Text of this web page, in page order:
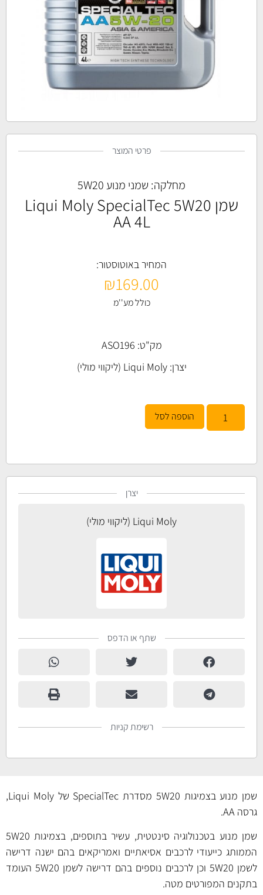
פרטי המוצר
מחלקה: שמני מנוע 5W20
שמן Liqui Moly SpecialTec 5W20
AA 4L
המחיר באוטוסטור:
₪169.00
כולל מע''מ
מק"ט: ASO196
יצרן:Liqui Moly (ליקווי מולי)
הוספה לסל
יצרן
Liqui Moly (ליקווי מולי)
שתף או הדפס
רשימת קניות
שמן מנוע בצמיגות 5W20 מסדרת SpecialTec של Liqui Moly,
גרסה AA.
שמן מנוע בטכנולוגיה סינטטית, עשיר בתוספים, בצמיגות 5W20
הממותג כייעודי לרכבים אסיאתיים ואמריקאים בהם ישנה דרישה
לשמן 5W20 וכן לרכבים נוספים בהם דרישה לשמן 5W20 העומד
בתקנים המפורטים מטה.